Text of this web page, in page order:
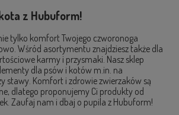
z Hubuform!
tylko komfort Twojego czworonoga
Wśród asortymentu znajdziesz także dla
karmy i przysmaki. Nasz sklep
dla psów i kotów m.in. na
stawy. Komfort i zdrowie zwierzaków są
dlatego proponujemy Ci produkty od
Zaufaj nam i dbaj o pupila z Hubuform!